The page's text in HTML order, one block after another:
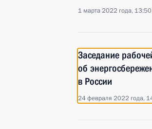
1 марта 2022 года, 13:50
Заседание
об
в России
24 февраля 2022 года,